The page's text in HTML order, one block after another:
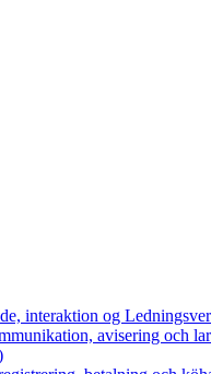
interaktion og
avisering och